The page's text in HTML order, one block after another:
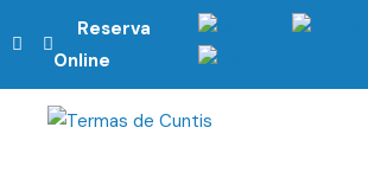
Reserva
Online